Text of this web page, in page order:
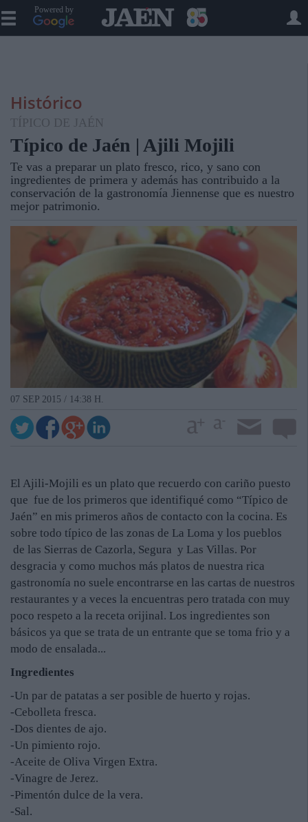
Powered by
Histórico
TÍPICO DE JAÉN
Típico de Jaén | Ajili Mojili
Te vas a preparar un plato fresco, rico, y sano con
ingredientes de primera y además has contribuido a la
conservación de la gastronomía Jiennense que es nuestro
mejor patrimonio.
07 SEP 2015 / 14:38 H.
El Ajili-Mojili es un plato que recuerdo con cariño puesto
que fue de los primeros que identifiqué como “Típico de
Jaén” en mis primeros años de contacto con la cocina. Es
sobre todo típico de las zonas de La Loma y los pueblos
de las Sierras de Cazorla, Segura y Las Villas. Por
desgracia y como muchos más platos de nuestra rica
gastronomía no suele encontrarse en las cartas de nuestros
restaurantes y a veces la encuentras pero tratada con muy
poco respeto a la receta orijinal. Los ingredientes son
básicos ya que se trata de un entrante que se toma frio y a
modo de ensalada...
Ingredientes
-Un par de patatas a ser posible de huerto y rojas.
-Cebolleta fresca.
-Dos dientes de ajo.
-Un pimiento rojo.
-Aceite de Oliva Virgen Extra.
-Vinagre de Jerez.
-Pimentón dulce de la vera.
-Sal.